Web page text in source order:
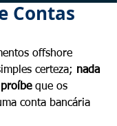
Contas
offshore
certeza; nada
que os
conta bancária